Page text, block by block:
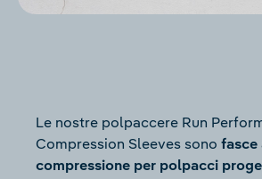
Le nostre polpaccere Run
Compression Sleeves sono fasce
compressione per polpacci